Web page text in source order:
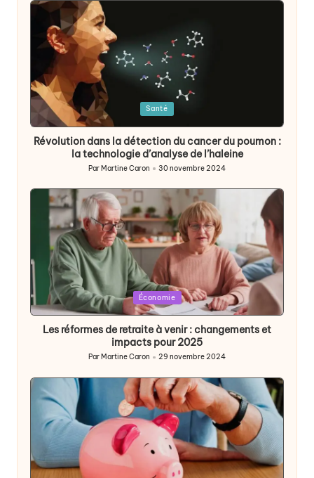
Posted
in
Santé
Révolution dans la détection du cancer du poumon :
la technologie d’analyse de l’haleine
Publié
par
ParMartine Caron 30 novembre 2024
Posted
in
Économie
Les réformes de retraite à venir : changements et
impacts pour 2025
Par Martine Caron 29 novembre 2024